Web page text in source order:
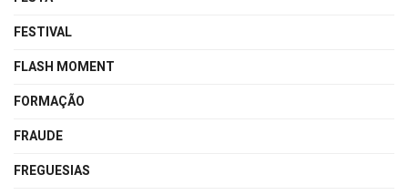
FESTIVAL
FLASH MOMENT
FORMAÇÃO
FRAUDE
FREGUESIAS